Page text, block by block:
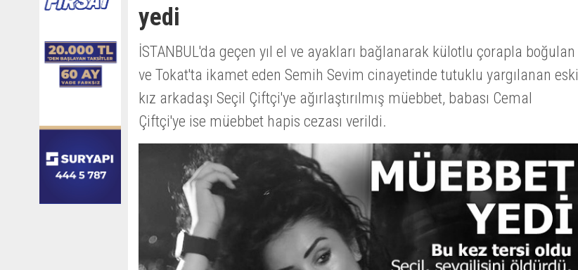
yedi
İSTANBUL'da geçen yıl el ve ayakları bağlanarak külotlu çorapla boğulan
ve Tokat'ta ikamet eden Semih Sevim cinayetinde tutuklu yargılanan eski
kız arkadaşı Seçil Çiftçi'ye ağırlaştırılmış müebbet, babası Cemal
Çiftçi'ye ise müebbet hapis cezası verildi.